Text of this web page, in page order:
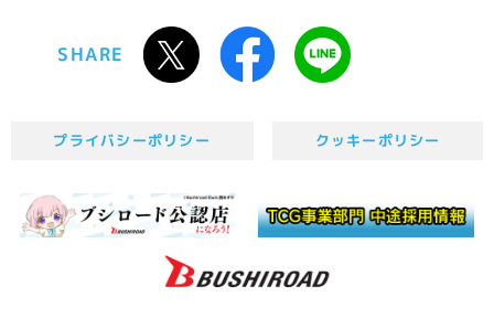
SHARE
プライバシーポリシー クッキーポリシー